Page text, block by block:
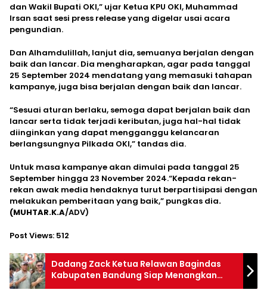
dan Wakil Bupati OKI,” ujar Ketua KPU OKI, Muhammad
Irsan saat sesi press release yang digelar usai acara
pengundian.
Dan Alhamdulillah, lanjut dia, semuanya berjalan dengan
baik dan lancar. Dia mengharapkan, agar pada tanggal
25 September 2024 mendatang yang memasuki tahapan
kampanye, juga bisa berjalan dengan baik dan lancar.
“Sesuai aturan berlaku, semoga dapat berjalan baik dan
lancar serta tidak terjadi keributan, juga hal-hal tidak
diinginkan yang dapat mengganggu kelancaran
berlangsungnya Pilkada OKI,” tandas dia.
Untuk masa kampanye akan dimulai pada tanggal 25
September hingga 23 November 2024.“Kepada rekan-
rekan awak media hendaknya turut berpartisipasi dengan
melakukan pemberitaan yang baik,” pungkas dia.
(MUHTAR.K.A/ADV)
Post Views: 512
Dadang Zack Ketua Relawan Bagindas
Kabupaten Bandung Siap Menangkan
Paslon Dadang – Ali Syakieb Lanjutkan